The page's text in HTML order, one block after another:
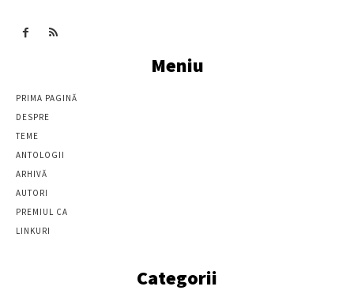
Meniu
PRIMA PAGINĂ
DESPRE
TEME
ANTOLOGII
ARHIVĂ
AUTORI
PREMIUL CA
LINKURI
Categorii